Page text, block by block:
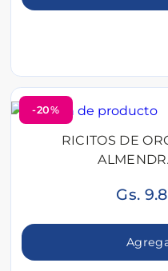
-20%
RICITOS DE
Gs.